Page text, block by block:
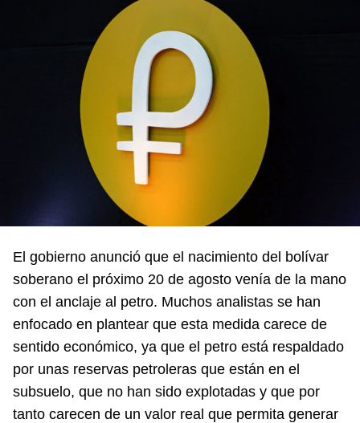
El gobierno anunció que el nacimiento del bolívar
soberano el próximo 20 de agosto venía de la mano
con el anclaje al petro. Muchos analistas se han
enfocado en plantear que esta medida carece de
sentido económico, ya que el petro está respaldado
por unas reservas petroleras que están en el
subsuelo, que no han sido explotadas y que por
tanto carecen de un valor real que permita generar